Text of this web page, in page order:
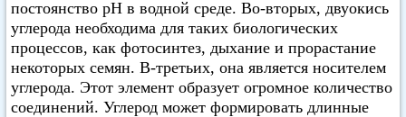
постоянство pH в водной среде. Во-вторых, двуокись
углерода необходима для таких биологических
процессов, как фотосинтез, дыхание и прорастание
некоторых семян. В-третьих, она является носителем
углерода. Этот элемент образует огромное количество
соединений. Углерод может формировать длинные